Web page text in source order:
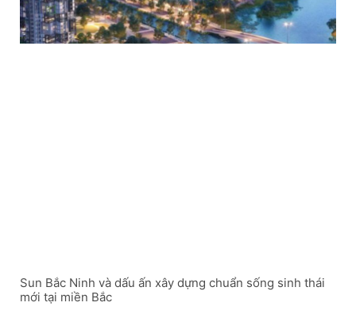
Sun Bắc Ninh và dấu ấn xây dựng chuẩn sống sinh thái
mới tại miền Bắc